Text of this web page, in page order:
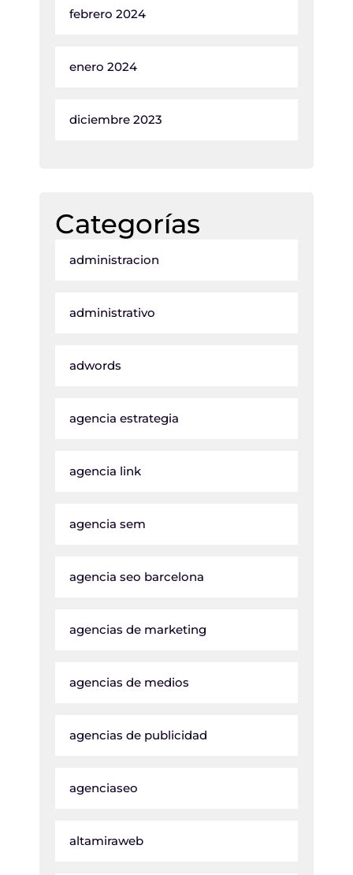
febrero 2024
enero 2024
diciembre 2023
Categorías
administracion
administrativo
adwords
agencia estrategia
agencia link
agencia sem
agencia seo barcelona
agencias de marketing
agencias de medios
agencias de publicidad
agenciaseo
altamiraweb